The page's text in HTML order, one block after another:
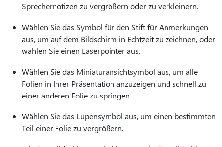
Sprechernotizen zu vergrößern oder zu verkleinern.
Wählen Sie das Symbol für den Stift für Anmerkungen
aus, um auf dem Bildschirm in Echtzeit zu zeichnen, oder
wählen Sie einen Laserpointer aus.
Wählen Sie das Miniaturansichtsymbol aus, um alle
Folien in Ihrer Präsentation anzuzeigen und schnell zu
einer anderen Folie zu springen.
Wählen Sie das Lupensymbol aus, um einen bestimmten
Teil einer Folie zu vergrößern.